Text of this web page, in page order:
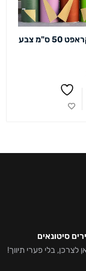
גליל נייר קראפט 50 ס"מ צבע
סיטונאים
לצרכן, בלי פערי תיווך!